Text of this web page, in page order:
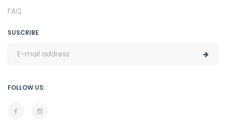
FAQ
SUSCRIBE
FOLLOW US: